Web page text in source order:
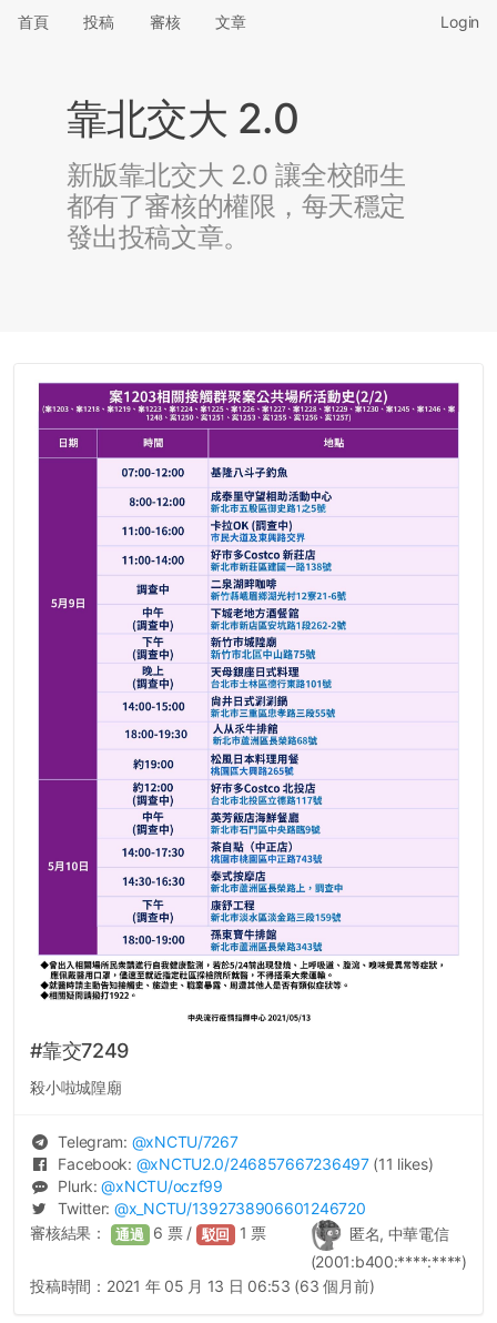
首頁 投稿 審核 文章 Login
靠北交大 2.0
新版靠北交大 2.0 讓全校師生
都有了審核的權限，每天穩定
發出投稿文章。
#靠交7249
殺小啦城隍廟
Telegram: @xNCTU/7267
Facebook: @xNCTU2.0/246857667236497 (11 likes)
Plurk:@xNCTU/oczf99
Twitter: @x_NCTU/1392738906601246720
匿名, 中華電信
(2001:b400:****:****)
審核結果： 通過 6 票 / 駁回 1 票
投稿時間： 2021 年 05 月 13 日 06:53 (63 個月前)